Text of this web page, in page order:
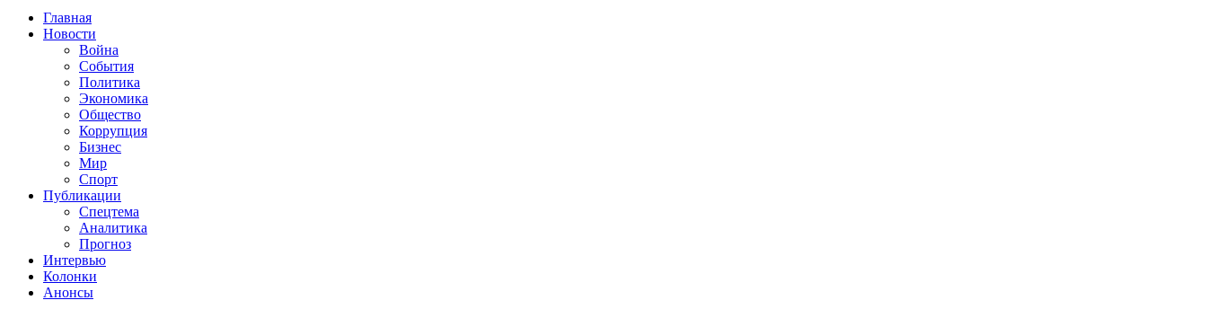
Главная
Новости
Война
События
Политика
Экономика
Общество
Коррупция
Бизнес
Мир
Спорт
Публикации
Спецтема
Аналитика
Прогноз
Интервью
Колонки
Анонсы